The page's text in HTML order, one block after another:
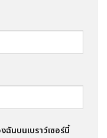
ฉันบนเบราว์เซอร์นี้